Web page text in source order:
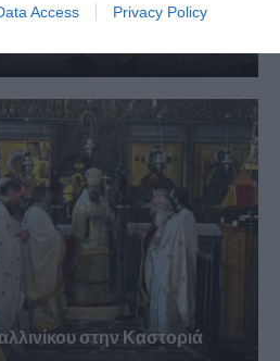
Access Privacy Policy
και Οικονόμου στις
στην Καστοριά